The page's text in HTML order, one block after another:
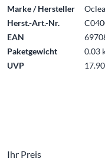
Marke / Hersteller
Herst.-Art.-Nr.
EAN
Paketgewicht
0.03
UVP
Ihr Preis